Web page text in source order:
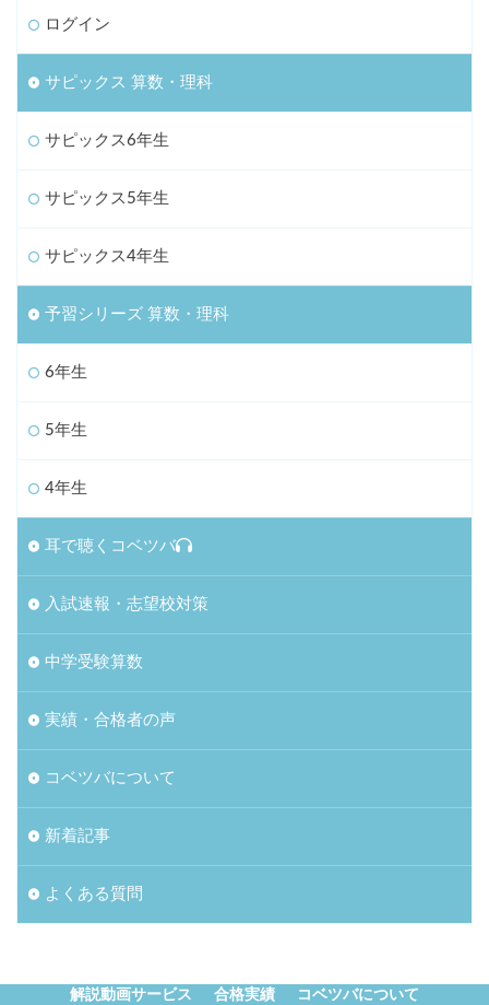
ログイン
サピックス 算数・理科
サピックス6年生
サピックス5年生
サピックス4年生
予習シリーズ 算数・理科
6年生
5年生
4年生
耳で聴くコベツバ
入試速報・志望校対策
中学受験算数
実績・合格者の声
コベツバについて
新着記事
よくある質問
解説動画サービス 合格実績 コベツバについて